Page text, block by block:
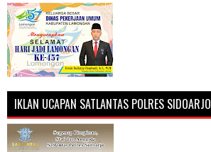
IKLAN UCAPAN SATLANTAS POLRES SIDOARJO